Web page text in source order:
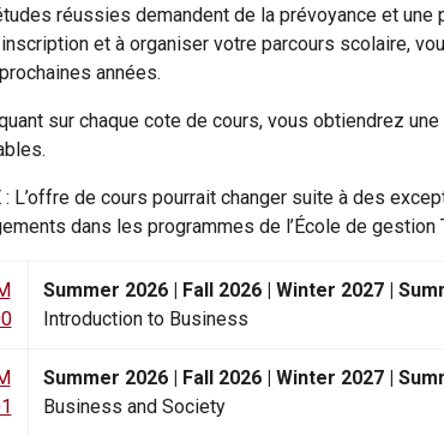
réussies demandent de la prévoyance et
et à organiser votre parcours scolaire,
années.
sur chaque cote de cours, vous obtiendrez
: L’offre de cours pourrait changer suite à des
dans les programmes de l’École de gestion
Summer 2026 | Fall 2026 | Winter 2027 |
Introduction to Business
Summer 2026 | Fall 2026 | Winter 2027 |
Business and Society